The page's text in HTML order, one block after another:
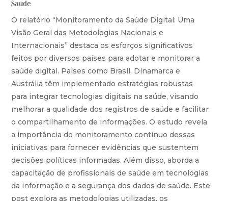
Saúde
O relatório “Monitoramento da Saúde Digital: Uma
Visão Geral das Metodologias Nacionais e
Internacionais” destaca os esforços significativos
feitos por diversos países para adotar e monitorar a
saúde digital. Países como Brasil, Dinamarca e
Austrália têm implementado estratégias robustas
para integrar tecnologias digitais na saúde, visando
melhorar a qualidade dos registros de saúde e facilitar
o compartilhamento de informações. O estudo revela
a importância do monitoramento contínuo dessas
iniciativas para fornecer evidências que sustentem
decisões políticas informadas. Além disso, aborda a
capacitação de profissionais de saúde em tecnologias
da informação e a segurança dos dados de saúde. Este
post explora as metodologias utilizadas, os